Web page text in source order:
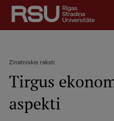
Pārlekt
galveno
saturu
Latviski
Meklēt
Mobile
Skolēniem
Studentiem
Atpakaļceļš
Zinatniskie raksti
Tirgus
aspekti